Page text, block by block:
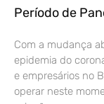
Período de
Com a mudança
epidemia do
e empresários no
operar neste